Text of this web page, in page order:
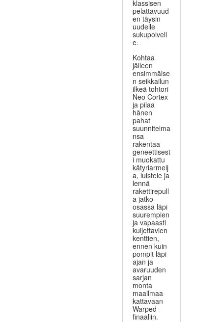
klassisen
pelattavuud
en täysin
uudelle
sukupolvell
e.
Kohtaa
jälleen
ensimmäise
n seikkailun
ilkeä tohtori
Neo Cortex
ja pilaa
hänen
pahat
suunnitelma
nsa
rakentaa
geneettisest
i muokattu
kätyriarmeij
a, luistele ja
lennä
rakettirepull
a jatko-
osassa läpi
suurempien
ja vapaasti
kuljettavien
kenttien,
ennen kuin
pompit läpi
ajan ja
avaruuden
sarjan
monta
maailmaa
kattavaan
Warped-
finaaliin.